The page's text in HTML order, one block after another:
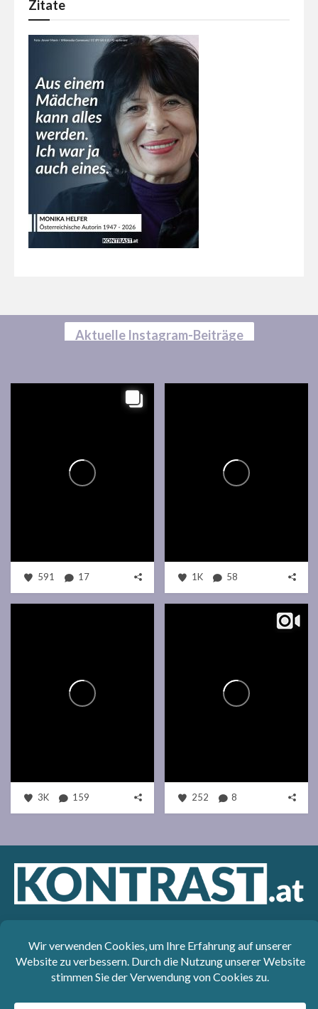
Zitate
Aktuelle Instagram-Beiträge
591 17 1K 58
3K 159 252 8
Das sozialdemokratische Magazin Kontrast.at begleitet mit
seinen Beiträgen die aktuelle Politik. Wir betrachten
Gesellschaft, Staat und Wirtschaft von einem progressiven,
emanzipatorischen Standpunkt aus. Kontrast wirft den Blick der
sozialen Gerechtigkeit auf die Welt.